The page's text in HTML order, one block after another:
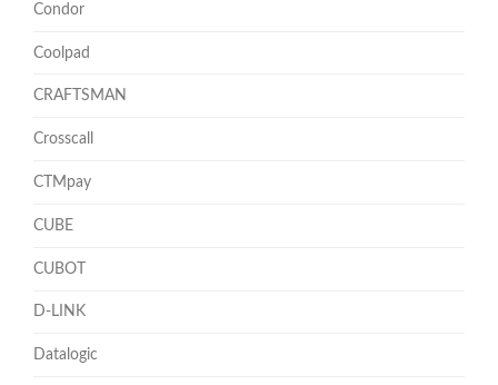
Condor
Coolpad
CRAFTSMAN
Crosscall
CTMpay
CUBE
CUBOT
D-LINK
Datalogic